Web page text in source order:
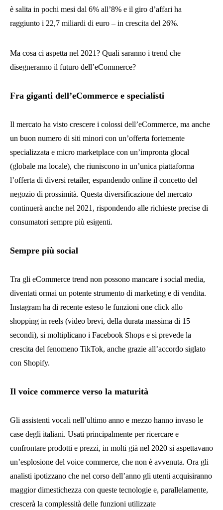
è salita in pochi mesi dal 6% all’8% e il giro d’affari ha
raggiunto i 22,7 miliardi di euro – in crescita del 26%.
Ma cosa ci aspetta nel 2021? Quali saranno i trend che
disegneranno il futuro dell’eCommerce?
Fra giganti dell’eCommerce e specialisti
Il mercato ha visto crescere i colossi dell’eCommerce, ma anche
un buon numero di siti minori con un’offerta fortemente
specializzata e micro marketplace con un’impronta glocal
(globale ma locale), che riuniscono in un’unica piattaforma
l’offerta di diversi retailer, espandendo online il concetto del
negozio di prossimità. Questa diversificazione del mercato
continuerà anche nel 2021, rispondendo alle richieste precise di
consumatori sempre più esigenti.
Sempre più social
Tra gli eCommerce trend non possono mancare i social media,
diventati ormai un potente strumento di marketing e di vendita.
Instagram ha di recente esteso le funzioni one click allo
shopping in reels (video brevi, della durata massima di 15
secondi), si moltiplicano i Facebook Shops e si prevede la
crescita del fenomeno TikTok, anche grazie all’accordo siglato
con Shopify.
Il voice commerce verso la maturità
Gli assistenti vocali nell’ultimo anno e mezzo hanno invaso le
case degli italiani. Usati principalmente per ricercare e
confrontare prodotti e prezzi, in molti già nel 2020 si aspettavano
un’esplosione del voice commerce, che non è avvenuta. Ora gli
analisti ipotizzano che nel corso dell’anno gli utenti acquisiranno
maggior dimestichezza con queste tecnologie e, parallelamente,
crescerà la complessità delle funzioni utilizzate